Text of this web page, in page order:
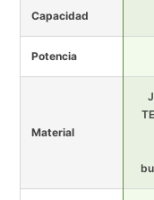
Capacidad
Potencia
Material